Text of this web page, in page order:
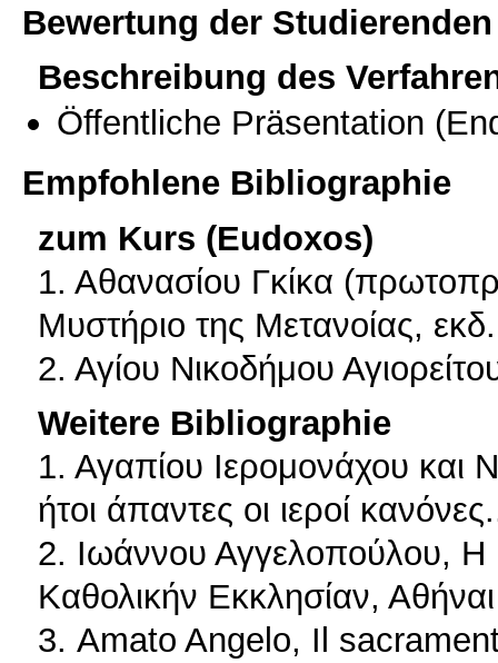
Bewertung der Studierenden
Beschreibung des
Öffentliche Präsentation
Empfohlene Bibliographie
zum Kurs (Eudoxos)
1. Αθανασίου Γκίκα
Μυστήριο της Μετανοίας,
2. Αγίου Νικοδήμου
Weitere Bibliographie
1. Αγαπίου Ιερομονάχου και
ήτοι άπαντες οι ιεροί
2. Ιωάννου Αγγελοπούλου, Η
Καθολικήν Εκκλησίαν,
3. Amato Angelo, Il